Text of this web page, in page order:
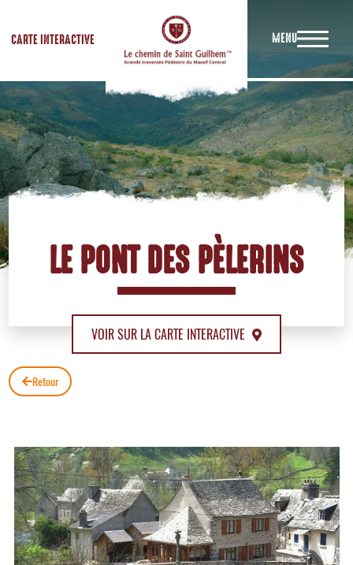
CARTE INTERACTIVE MENU
LE PONT DES PÈLERINS
VOIR SUR LA CARTE INTERACTIVE
Retour